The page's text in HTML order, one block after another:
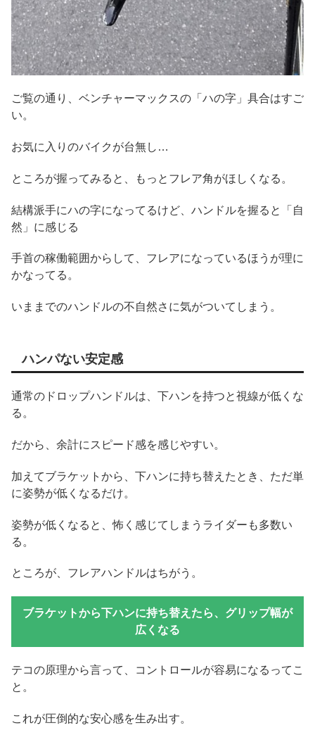
ご覧の通り、ベンチャーマックスの「ハの字」具合はすご
い。
お気に入りのバイクが台無し…
ところが握ってみると、もっとフレア角がほしくなる。
結構派手にハの字になってるけど、ハンドルを握ると「自
然」に感じる
手首の稼働範囲からして、フレアになっているほうが理に
かなってる。
いままでのハンドルの不自然さに気がついてしまう。
ハンパない安定感
通常のドロップハンドルは、下ハンを持つと視線が低くな
る。
だから、余計にスピード感を感じやすい。
加えてブラケットから、下ハンに持ち替えたとき、ただ単
に姿勢が低くなるだけ。
姿勢が低くなると、怖く感じてしまうライダーも多数い
る。
ところが、フレアハンドルはちがう。
ブラケットから下ハンに持ち替えたら、グリップ幅が
広くなる
テコの原理から言って、コントロールが容易になるってこ
と。
これが圧倒的な安心感を生み出す。